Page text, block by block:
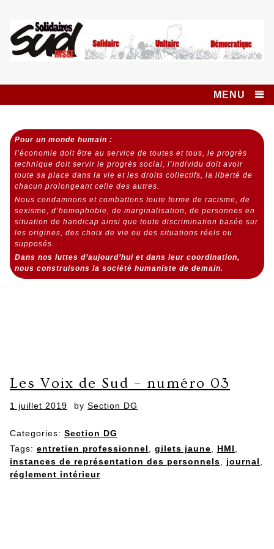
content
Syndicat SUD
INSEE SOLIDAIRES
MENU
Pour un monde humain :
l’économie doit être au service de toutes et tous,le progrès
technique doit servir le progrès social,l’individu doit avoir
toute sa place dans la vie et les droits collectifs, la liberté de
chacun prolongeant celle des autres.
Nous condamnons et combattons toute forme de racisme, de
sexisme, d’homophobie, de marginalisation, de personnes en
situation de handicap ainsi que toute discrimination basée sur
les origines, des choix de vie ou des situations réels ou
supposés.
Dans nos luttes d’aujourd’hui et dans leur coordination,
nous construisons la société humaniste de demain.
Les Voix de Sud – numéro 03
Posted
1 juillet 2019 by Section DG
Categories: Section DG
Tags: entretien professionnel gilets jaune HMI
instances de représentation des personnels
journal
réglement intérieur